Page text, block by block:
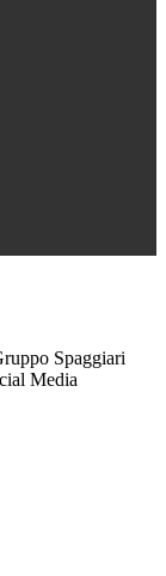
Spaggiari
Media